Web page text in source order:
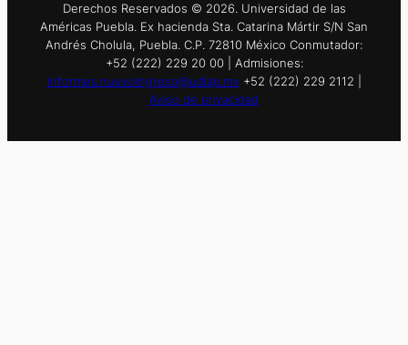
Derechos Reservados © 2026. Universidad de las
Américas Puebla. Ex hacienda Sta. Catarina Mártir S/N San
Andrés Cholula, Puebla. C.P. 72810 México Conmutador:
+52 (222) 229 20 00 | Admisiones:
informes.nuevoingreso@udlap.mx +52 (222) 229 2112 |
Aviso de privacidad